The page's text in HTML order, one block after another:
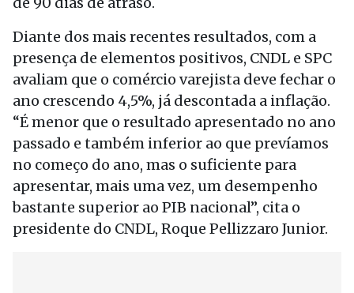
Diante dos mais recentes resultados, com a
presença de elementos positivos, CNDL e SPC
avaliam que o comércio varejista deve fechar o
ano crescendo 4,5%, já descontada a inflação.
“É menor que o resultado apresentado no ano
passado e também inferior ao que prevíamos
no começo do ano, mas o suficiente para
apresentar, mais uma vez, um desempenho
bastante superior ao PIB nacional”, cita o
presidente do CNDL, Roque Pellizzaro Junior.